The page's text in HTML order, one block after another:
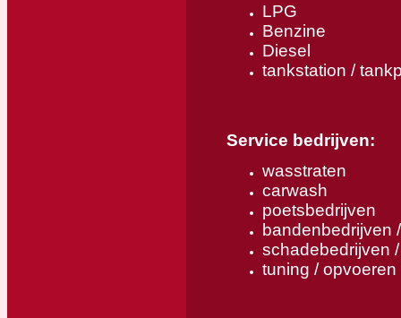
LPG
Benzine
Diesel
tankstation /
Service bedrijven:
wasstraten
carwash
poetsbedrijven
bandenbedrijven
schadebedrijven
tuning / opvoeren